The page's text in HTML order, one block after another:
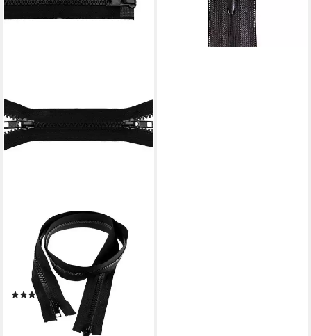
MADDMA
Reißverschluss 1
Reißverschluss 2-Wege 5mm
75cm teilbar Autolock
Farbwahl, schwarz
(2)
2,57 €
lieferbar - in 3-4 Werktagen bei dir
lieferbar - in 3-4 Werktagen bei dir
+73